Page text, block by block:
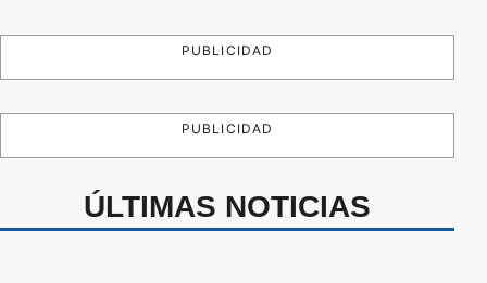
PUBLICIDAD
PUBLICIDAD
ÚLTIMAS NOTICIAS